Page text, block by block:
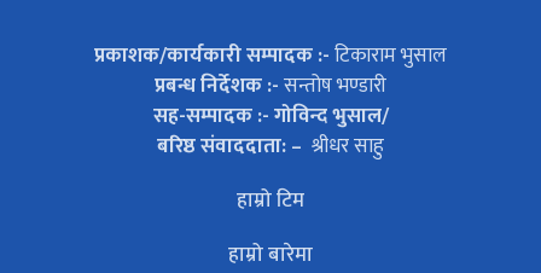
प्रकाशक/कार्यकारी सम्पादक :-टिकाराम भुसाल
प्रबन्ध निर्देशक :-सन्तोष भण्डारी
सह-सम्पादक :- गोविन्द भुसाल/
बरिष्ठ संवाददाता: – श्रीधर साहु
हाम्रो टिम
हाम्रो बारेमा